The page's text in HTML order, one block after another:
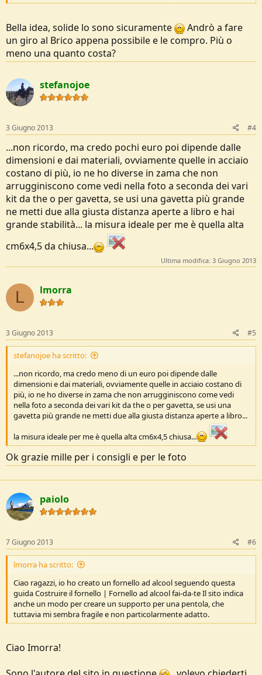
Bella idea, solide lo sono sicuramente
Andrò a fare
un giro al Brico appena possibile e le compro. Più o
meno una quanto costa?
stefanojoe
3 Giugno 2013 #4
...non ricordo, ma credo pochi euro poi dipende dalle
dimensioni e dai materiali, ovviamente quelle in acciaio
costano di più, io ne ho diverse in zama che non
arrugginiscono come vedi nella foto a seconda dei vari
kit da the o per gavetta, se usi una gavetta più grande
ne metti due alla giusta distanza aperte a libro e hai
grande stabilità... la misura ideale per me è quella alta
cm6x4,5 da chiusa...
Ultima modifica: 3 Giugno 2013
L lmorra
3 Giugno 2013 #5
stefanojoe ha scritto:
...non ricordo, ma credo meno di un euro poi dipende dalle
dimensioni e dai materiali, ovviamente quelle in acciaio costano di
più, io ne ho diverse in zama che non arrugginiscono come vedi
nella foto a seconda dei vari kit da the o per gavetta, se usi una
gavetta più grande ne metti due alla giusta distanza aperte a libro...
la misura ideale per me è quella alta cm6x4,5 chiusa...
Ok grazie mille per i consigli e per le foto
paiolo
7 Giugno 2013 #6
lmorra ha scritto:
Ciao ragazzi, io ho creato un fornello ad alcool seguendo questa
guida Costruire il fornello | Fornello ad alcool fai-da-te Il sito indica
anche un modo per creare un supporto per una pentola, che
tuttavia mi sembra fragile e non particolarmente adatto.
Ciao Imorra!